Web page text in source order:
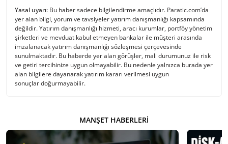
Yasal uyarı: Bu haber sadece bilgilendirme amaçlıdır. Paratic.com’da
yer alan bilgi, yorum ve tavsiyeler yatırım danışmanlığı kapsamında
değildir. Yatırım danışmanlığı hizmeti, aracı kurumlar, portföy yönetim
şirketleri ve mevduat kabul etmeyen bankalar ile müşteri arasında
imzalanacak yatırım danışmanlığı sözleşmesi çerçevesinde
sunulmaktadır. Bu haberde yer alan görüşler, mali durumunuz ile risk
ve getiri tercihinize uygun olmayabilir. Bu nedenle yalnızca burada yer
alan bilgilere dayanarak yatırım kararı verilmesi uygun
sonuçlar doğurmayabilir.
MANŞET HABERLERI